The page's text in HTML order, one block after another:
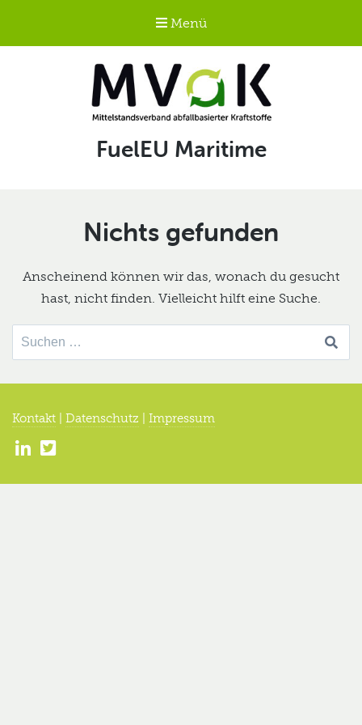
Menü
Mittelstandsverband
abfallbasierter
Schlagwort:
FuelEU Maritime
Nichts gefunden
Anscheinend können wir das, wonach du gesucht
hast, nicht finden. Vielleicht hilft eine Suche.
Suche
nach:
Kontakt Datenschutz Impressum